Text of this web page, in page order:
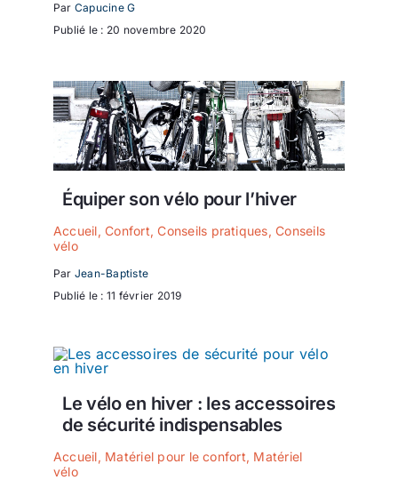
Par Capucine G
Publié le : 20 novembre 2020
Équiper son vélo pour l’hiver
Accueil,Confort,Conseils pratiques,Conseils
vélo
Par Jean-Baptiste
Publié le : 11 février 2019
Le vélo en hiver : les accessoires
de sécurité indispensables
Accueil, Matériel pour le confort, Matériel
vélo